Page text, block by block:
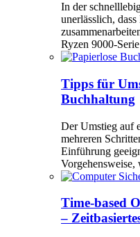
In der
unerlässlich,
Ryzen 9000-
Tipps für
Buchhaltung
Der Umstieg auf
mehreren
Einführung
Vorgehensweise,
Time-based
–